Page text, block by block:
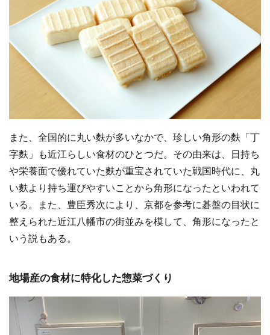
また、全国的に丸い麩が多いなかで、珍しい角形の麩「丁
字麩」も近江らしい食材のひとつだ。その由来は、日持ち
や栄養面で優れていた麩が重宝されていた戦国時代に、丸
い麩より持ち運びやすいことから角形になったといわれて
いる。また、豊臣秀次により、京都を参考に碁盤の目状に
整えられた近江八幡市の街並みを模して、角形になったと
いう説もある。
地場産の食材に特化した惣菜づくり